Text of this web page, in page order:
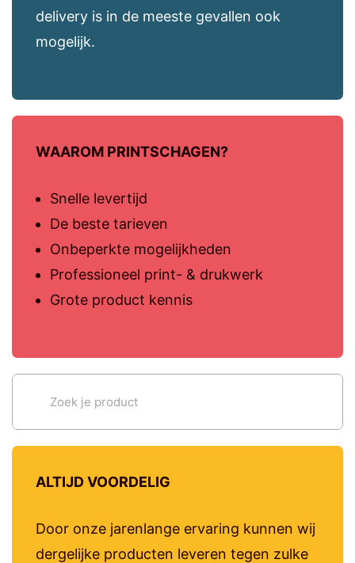
delivery is in de meeste gevallen ook
mogelijk.
WAAROM PRINTSCHAGEN?
Snelle levertijd
De beste tarieven
Onbeperkte mogelijkheden
Professioneel print- & drukwerk
Grote product kennis
ALTIJD VOORDELIG
Door onze jarenlange ervaring kunnen wij
dergelijke producten leveren tegen zulke